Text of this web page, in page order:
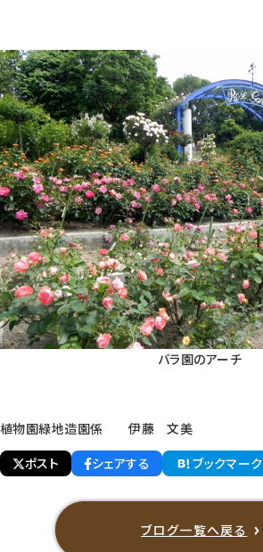
バラ園のアーチ
植物園緑地造園係 伊藤 文美
ポスト
シェアする ブックマーク
ブログ一覧へ戻る